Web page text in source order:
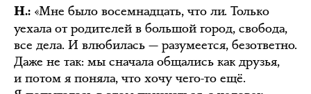
Н.: «Мне было восемнадцать, что ли. Только
уехала от родителей в большой город, свобода,
все дела. И влюбилась — разумеется, безответно.
Даже не так: мы сначала общались как друзья,
и потом я поняла, что хочу чего-то ещё.